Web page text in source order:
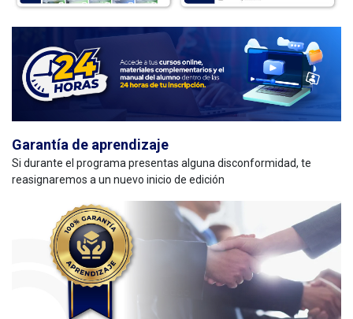
Garantía de aprendizaje
Si durante el programa presentas alguna disconformidad, te
reasignaremos a un nuevo inicio de edición